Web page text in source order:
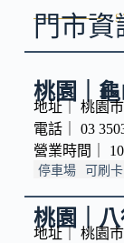
門市資
桃園｜
地址｜ 桃園
電話｜ 03
營業時間｜
停車場 可刷卡
桃園｜
地址｜ 桃園